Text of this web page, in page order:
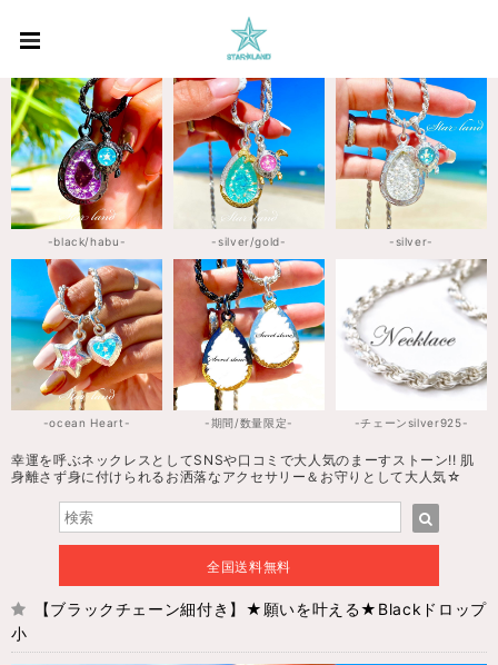
-black/habu- -silver/gold- -silver-
-ocean Heart- -期間/数量限定- -チェーンsilver925-
幸運を呼ぶネックレスとしてSNSや口コミで大人気のまーすストーン!! 肌
身離さず身に付けられるお洒落なアクセサリー＆お守りとして大人気☆
全国送料無料
【ブラックチェーン細付き】★願いを叶える★Blackドロップ
小